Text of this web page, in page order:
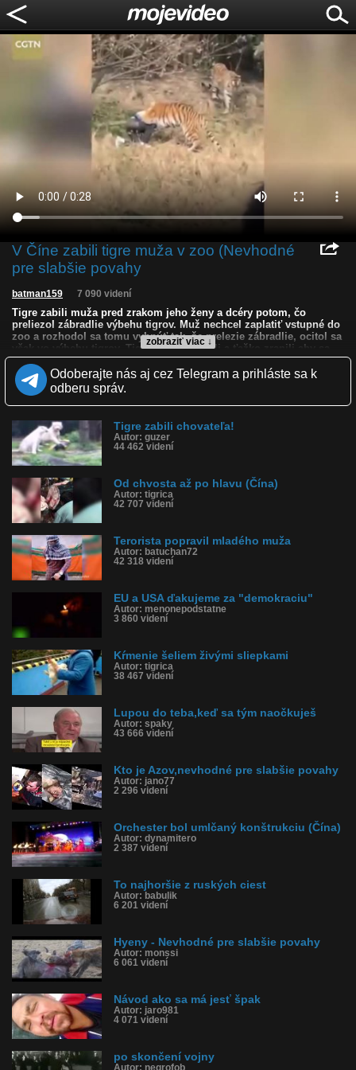
V Číne zabili tigre muža v zoo (Nevhodné
pre slabšie povahy
zobraziť viac ↓
batman159 7 090 videní
Tigre zabili muža pred zrakom jeho ženy a dcéry potom, čo
preliezol zábradlie výbehu tigrov. Muž nechcel zaplatiť vstupné do
zoo a rozhodol sa tomu vyhnúť tak, že prelezie zábradlie, ocitol sa
však vo výbehu tigrov. Tigre muža napadli a ťažko zranili aby sa
polícia mohla k mužovi dostať bol jeden tiger zastrelený a ostatné
2 boli vyplašene petardami. Muž neskôr podľahol zraneniam v
nemocnici.
Zverejnené: 1.2.2017 11:38
Páči sa: 44% (9 hlasov)
Obľúbené: 0
Komentárov: 5
Kategória: šokujúce
Tagy: čína, tiger, smrť, napadnutie, zver, zoo
História sledovanosti videa:
Odoberajte nás aj cez Telegram a prihláste sa k
odberu správ.
Tigre zabili chovateľa!
Autor: guzer
44 462 videní
Od chvosta až po hlavu (Čína)
Autor: tigrica
42 707 videní
Terorista popravil mladého muža
Autor: batuchan72
42 318 videní
EU a USA ďakujeme za "demokraciu"
Autor: menonepodstatne
3 860 videní
Kŕmenie šeliem živými sliepkami
Autor: tigrica
38 467 videní
Lupou do teba,keď sa tým naočkuješ
Autor: spaky
43 666 videní
Kto je Azov,nevhodné pre slabšie povahy
Autor: jano77
2 296 videní
Orchester bol umlčaný konštrukciu (Čína)
Autor: dynamitero
2 387 videní
To najhoršie z ruských ciest
Autor: babulik
6 201 videní
Hyeny - Nevhodné pre slabšie povahy
Autor: monssi
6 061 videní
Návod ako sa má jesť špak
Autor: jaro981
4 071 videní
po skončení vojny
Autor: negrofob